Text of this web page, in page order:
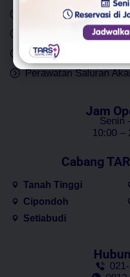
Cabut Gigi
Bleaching Gigi
Perawatan Saluran
Jam
Senin
10:00 –
Cabang
Tanah Tinggi
Cipondoh
Setiabudi